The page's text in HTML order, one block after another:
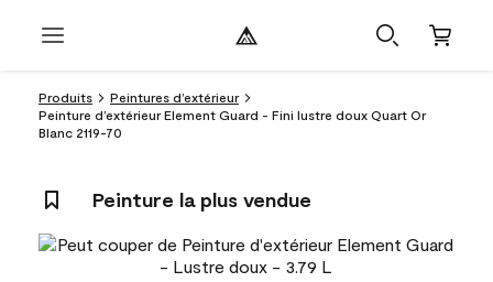
Produits
Peintures d’extérieur
Peinture d’extérieur Element Guard - Fini lustre doux Quart Or
Blanc 2119-70
Peinture la plus vendue